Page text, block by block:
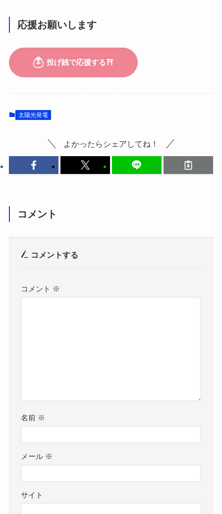
応援お願いします
太陽光発電
よかったらシェアしてね！
コメント
コメントする
コメント ※
名前 ※
メール ※
サイト